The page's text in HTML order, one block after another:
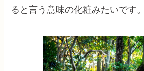
ると言う意味の化粧みたいです。